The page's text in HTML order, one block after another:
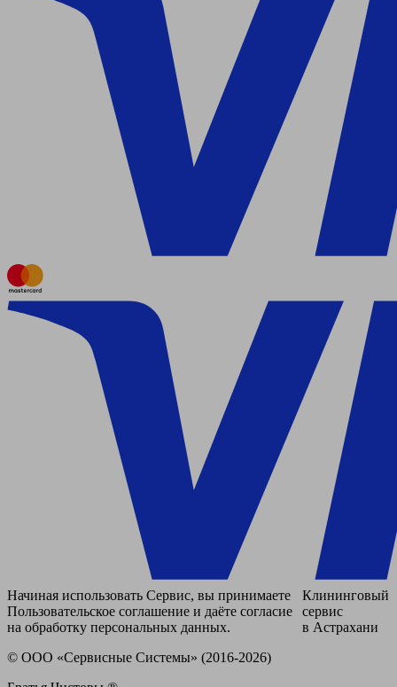
Начиная использовать Сервис, вы принимаете
Пользовательское соглашение и даёте согласие
на обработку персональных данных.
© ООО «Сервисные Системы» (2016-2026)
Клининговый
сервис
в Астрахани